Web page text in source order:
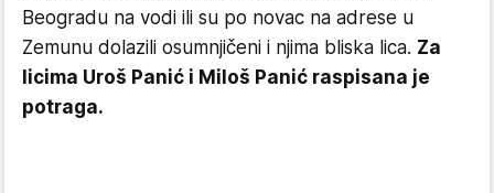
Beogradu na vodi ili su po novac na adrese u
Zemunu dolazili osumnjičeni i njima bliska lica. Za
licima Uroš Panić i Miloš Panić raspisana je
potraga.